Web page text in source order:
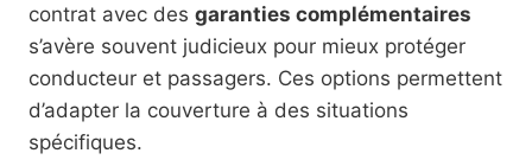
contrat avec des garanties complémentaires
s’avère souvent judicieux pour mieux protéger
conducteur et passagers. Ces options permettent
d’adapter la couverture à des situations
spécifiques.